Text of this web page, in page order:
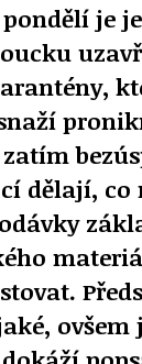
je
dělají, co
ovšem